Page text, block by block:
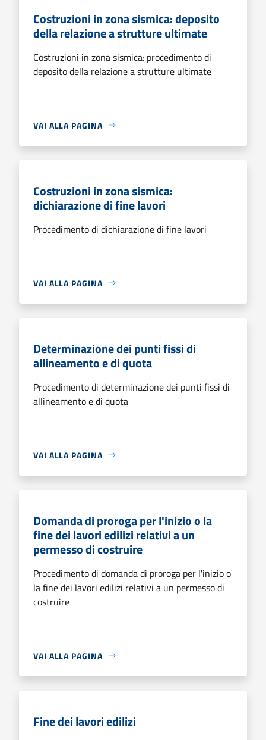
Costruzioni in zona sismica: deposito
della relazione a strutture ultimate
Costruzioni in zona sismica: procedimento di
deposito della relazione a strutture ultimate
VAI ALLA PAGINA
Costruzioni in zona sismica:
dichiarazione di fine lavori
Procedimento di dichiarazione di fine lavori
VAI ALLA PAGINA
Determinazione dei punti fissi di
allineamento e di quota
Procedimento di determinazione dei punti fissi di
allineamento e di quota
VAI ALLA PAGINA
Domanda di proroga per l'inizio o la
fine dei lavori edilizi relativi a un
permesso di costruire
Procedimento di domanda di proroga per l'inizio o
la fine dei lavori edilizi relativi a un permesso di
costruire
VAI ALLA PAGINA
Fine dei lavori edilizi